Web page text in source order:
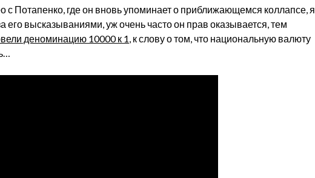
с Потапенко, где он вновь упоминает о приближающемся коллапсе, я
его высказываниями, уж очень часто он прав оказывается, тем
деноминацию 10000 к 1, к слову о том, что национальную валюту